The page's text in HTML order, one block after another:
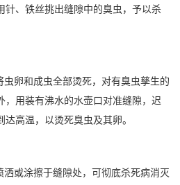
针、铁丝挑出缝隙中的臭虫，予以杀
卵和成虫全部烫死，对有臭虫孳生的
，用装有沸水的水壶口对准缝隙，迟
达高温，以烫死臭虫及其卵。
或涂擦于缝隙处，可彻底杀死病消灭